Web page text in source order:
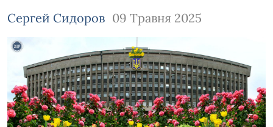
Сергей Сидоров 09 Травня 2025
Зображення завантажується